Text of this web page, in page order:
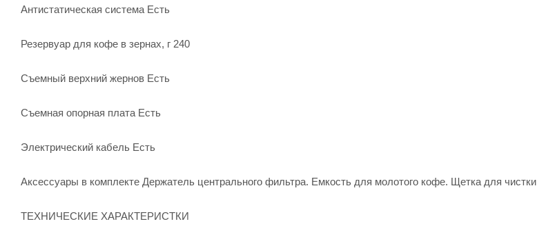
Антистатическая система Есть
Резервуар для кофе в зернах, г 240
Съемный верхний жернов Есть
Съемная опорная плата Есть
Электрический кабель Есть
Аксессуары в комплекте Держатель центрального фильтра. Емкость для молотого кофе. Щетка для чистки
ТЕХНИЧЕСКИЕ ХАРАКТЕРИСТКИ